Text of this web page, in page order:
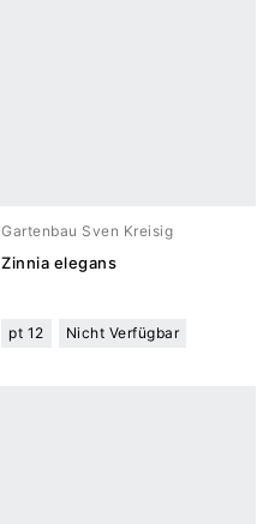
Gartenbau Sven Kreisig
Zinnia elegans
pt 12 Nicht Verfügbar